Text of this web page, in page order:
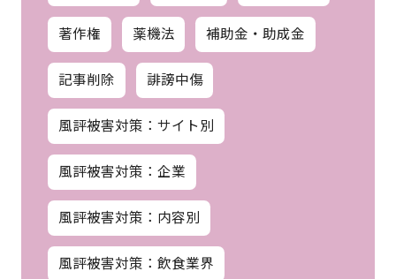
著作権 薬機法 補助金・助成金
記事削除 誹謗中傷
風評被害対策：サイト別
風評被害対策：企業
風評被害対策：内容別
風評被害対策：飲食業界